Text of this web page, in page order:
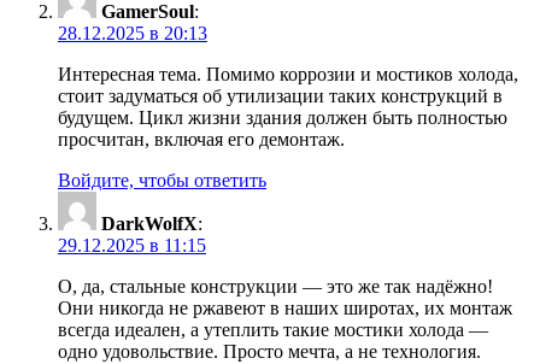
GamerSoul:
28.12.2025 в 20:13
Интересная тема. Помимо коррозии и мостиков холода,
стоит задуматься об утилизации таких конструкций в
будущем. Цикл жизни здания должен быть полностью
просчитан, включая его демонтаж.
Войдите, чтобы ответить
DarkWolfX:
29.12.2025 в 11:15
О, да, стальные конструкции — это же так надёжно!
Они никогда не ржавеют в наших широтах, их монтаж
всегда идеален, а утеплить такие мостики холода —
одно удовольствие. Просто мечта, а не технология.